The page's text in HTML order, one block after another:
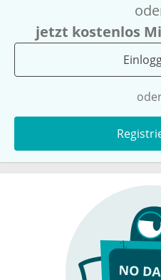
jetzt kostenlos